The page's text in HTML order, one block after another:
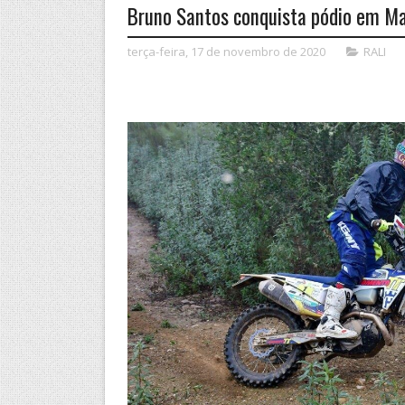
Bruno Santos conquista pódio em
terça-feira, 17 de novembro de 2020 RALI